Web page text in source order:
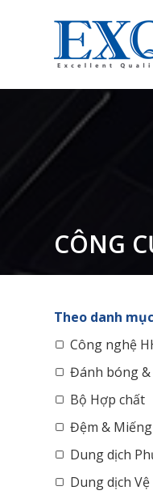
CÔNG
Theo danh mục
Công nghệ
Đánh bóng
Bộ Hợp chất
Đệm &
Dung dịch
Dung dịch